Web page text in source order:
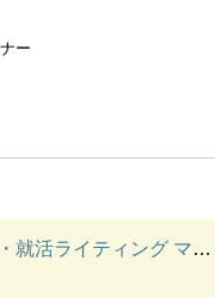
ー
イティング マスナビBooks